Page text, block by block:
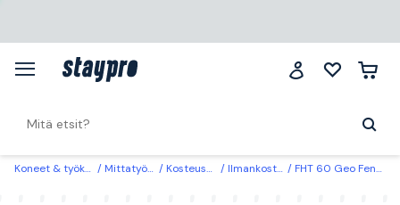
Koneet & työkalut Mittatyökalut Kosteusmittarit Ilmankosteusmittarit FHT 60 Geo Fennel Ilmankosteusmittari